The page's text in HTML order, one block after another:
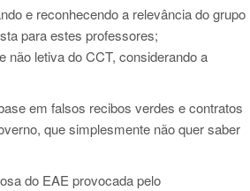
e reconhecendo a relevância do grupo
para estes professores;
não letiva do CCT, considerando a
em falsos recibos verdes e contratos
que simplesmente não quer saber
do EAE provocada pelo